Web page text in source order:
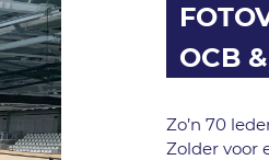
OCB
Zo’n 70
Zolder voor